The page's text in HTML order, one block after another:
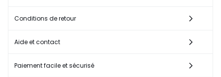
Conditions de retour
Aide et contact
Paiement facile et sécurisé